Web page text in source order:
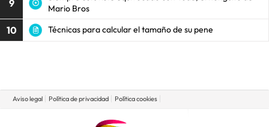
9
Mario Bros
10 Técnicas para calcular el tamaño de su pene
Aviso legal Política de privacidad Política cookies